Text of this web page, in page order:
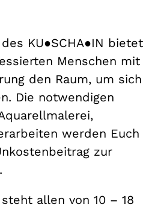
KU●SCHA●IN bietet
Menschen mit
den Raum, um sich
Die notwendigen
werden Euch
zur
allen von 10 – 18